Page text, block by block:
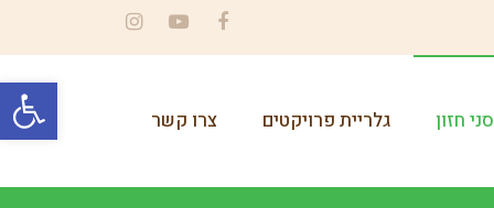
פתח
חזון גלריית פרויקטים צרו קשר